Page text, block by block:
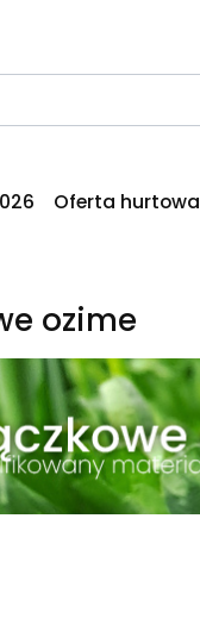
Oferta hurtowa
ozime